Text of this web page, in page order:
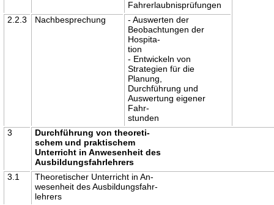
Fahrerlaubnisprüfungen
2.2.3
Nachbesprechung
- Auswerten der
Beobachtungen der
Hospita-
tion
- Entwickeln von
Strategien für die
Planung,
Durchführung und
Auswertung eigener
Fahr-
stunden
3
Durchführung von theoreti-
schem und praktischem
Unterricht in Anwesenheit des
Ausbildungsfahrlehrers
3.1
Theoretischer Unterricht in An-
wesenheit des Ausbildungsfahr-
lehrers